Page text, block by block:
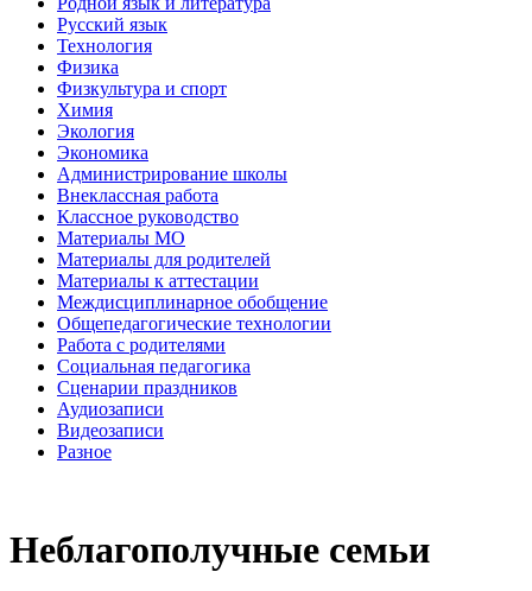
Русский язык
Технология
Физика
Физкультура и спорт
Химия
Экология
Экономика
Администрирование школы
Внеклассная работа
Классное руководство
Материалы МО
Материалы для родителей
Материалы к аттестации
Междисциплинарное обобщение
Общепедагогические технологии
Работа с родителями
Социальная педагогика
Сценарии праздников
Аудиозаписи
Видеозаписи
Разное
Неблагополучные семьи